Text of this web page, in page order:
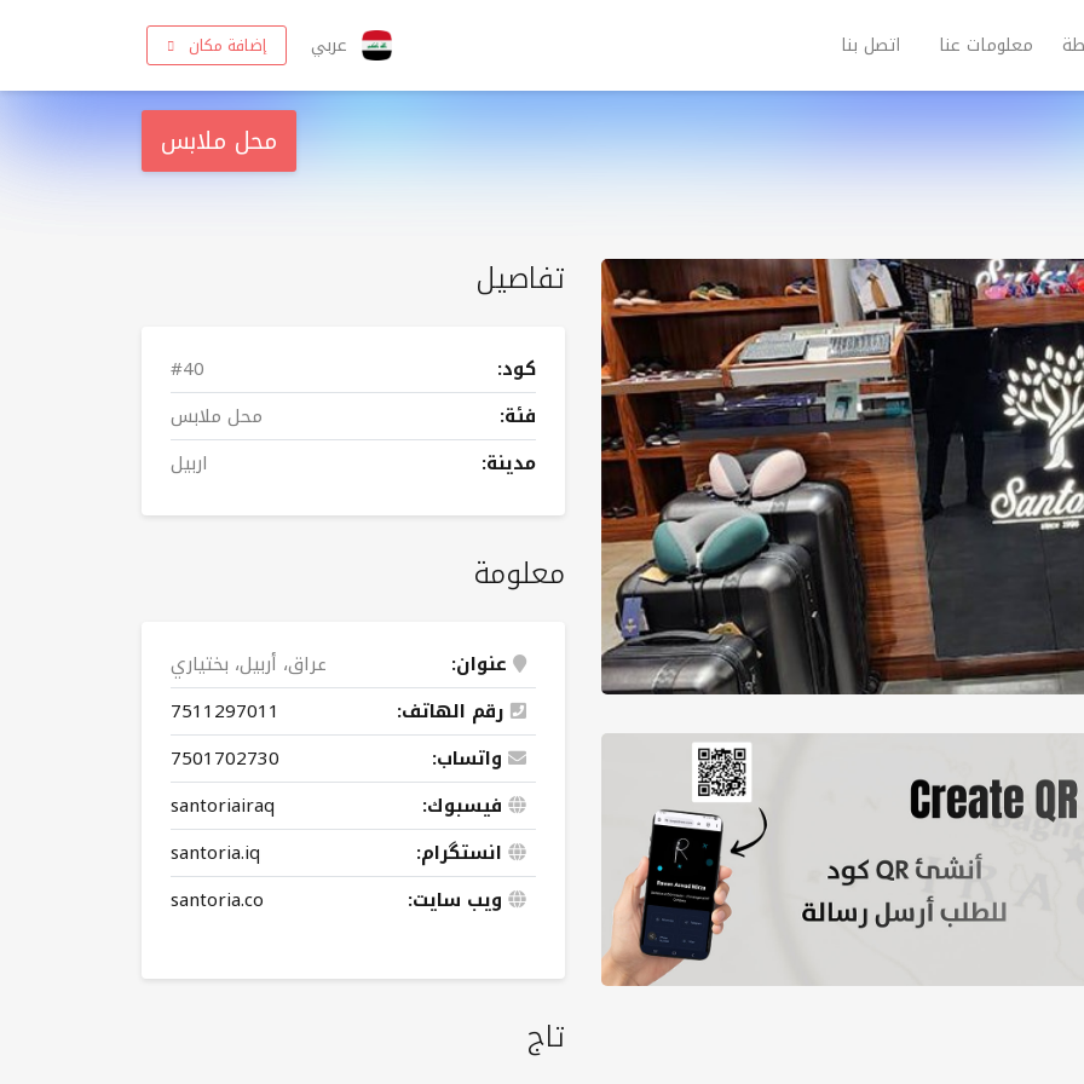
معلومات عنا اتصل بنا عربي إضافة مكان
محل ملابس
تفاصيل
كود:
#40
فئة:
محل ملابس
مدينة:
اربيل
معلومة
عنوان:
عراق، أربيل، بختياري
رقم الهاتف:
7511297011
واتساب:
7501702730
فيسبوك:
santoriairaq
انستگرام:
santoria.iq
ویب سایت:
santoria.co
تاج